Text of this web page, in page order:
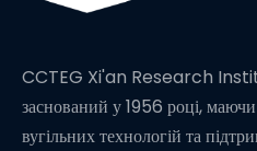
CCTEG Xi'an Research
заснований у 1956 році, маючи
вугільних технологій та